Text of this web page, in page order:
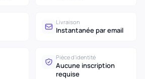
Livraison
Instantanée par email
Pièce d'identité
Aucune inscription
requise